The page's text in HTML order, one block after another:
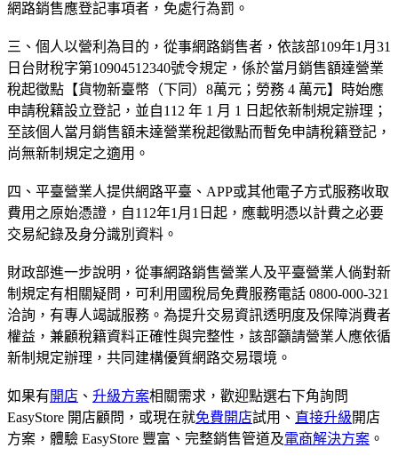
網路銷售應登記事項者，免處行為罰。
三、個人以營利為目的，從事網路銷售者，依該部109年1月31
日台財稅字第10904512340號令規定，係於當月銷售額達營業
稅起徵點【貨物新臺幣（下同）8萬元；勞務 4 萬元】時始應
申請稅籍設立登記，並自112 年 1 月 1 日起依新制規定辦理；
至該個人當月銷售額未達營業稅起徵點而暫免申請稅籍登記，
尚無新制規定之適用。
四、平臺營業人提供網路平臺、APP或其他電子方式服務收取
費用之原始憑證，自112年1月1日起，應載明憑以計費之必要
交易紀錄及身分識別資料。
財政部進一步說明，從事網路銷售營業人及平臺營業人倘對新
制規定有相關疑問，可利用國稅局免費服務電話 0800-000-321
洽詢，有專人竭誠服務。為提升交易資訊透明度及保障消費者
權益，兼顧稅籍資料正確性與完整性，該部籲請營業人應依循
新制規定辦理，共同建構優質網路交易環境。
如果有開店 、 升級方案相關需求，歡迎點選右下角詢問
EasyStore 開店顧問，或現在就免費開店試用、 直接升級開店
方案，體驗 EasyStore 豐富、完整銷售管道及電商解決方案 。